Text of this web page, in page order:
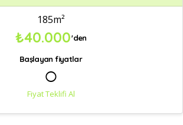
185m²
₺40.000'den
Başlayan fiyatlar
○
Fiyat Teklifi Al